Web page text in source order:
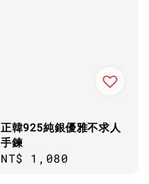
正韓925純銀優雅不求人
手鍊
Regular
NT$ 1,080